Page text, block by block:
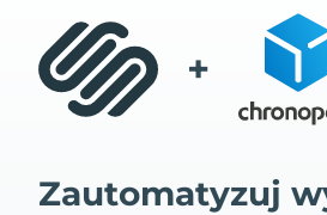
+
Zautomatyzuj